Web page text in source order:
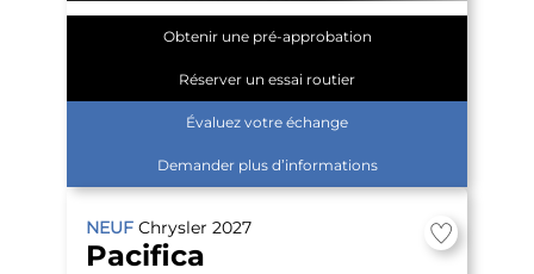
Obtenir une pré-approbation
Réserver un essai routier
Évaluez votre échange
Demander plus d’informations
NEUF Chrysler 2027
Pacifica